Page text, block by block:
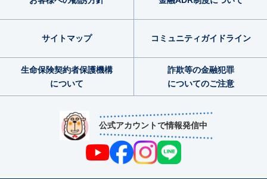
公式アカウントで情報発信中
サイトマップ コミュニティガイドライン
生命保険契約者保護機構
について
詐欺等の金融犯罪
についてのご注意